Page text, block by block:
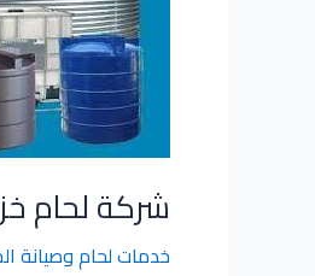
شركة لحام
خدمات لحام وصيانة
خزانات
بحي
الرمال